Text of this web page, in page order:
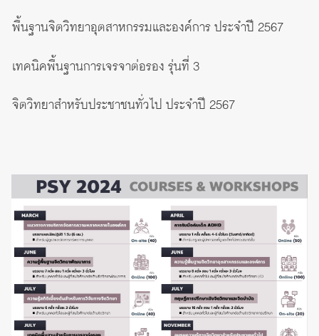
พื้นฐานจิตวิทยาอุตสาหกรรมและองค์การ ประจำปี 2567
เทคนิคพื้นฐานการเจรจาต่อรอง รุ่นที่ 3
จิตวิทยาสำหรับประชาชนทั่วไป ประจำปี 2567